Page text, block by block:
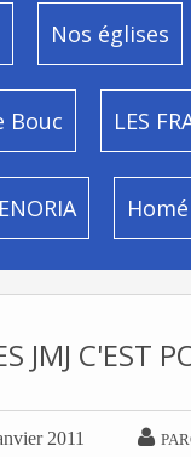
Nos églises
Bouc LES
ENORIA
JMJ C'EST
2011 